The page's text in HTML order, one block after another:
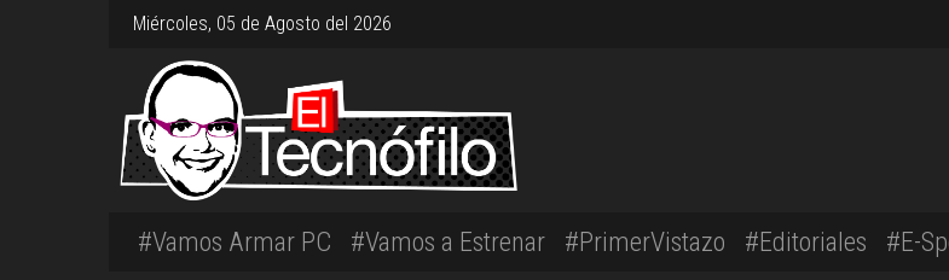
Miércoles, 05 de Agosto del 2026
#Vamos Armar PC #Vamos a Estrenar #PrimerVistazo #Editoriales #E-